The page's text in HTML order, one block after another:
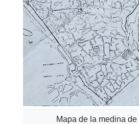
Mapa de la medina